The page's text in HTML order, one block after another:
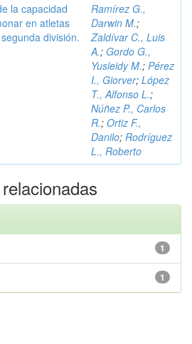
la capacidad
en atletas
división.
Ramírez G.,
Darwin M.;
Zaldívar C., Luis
A.; Gordo G.,
Yusleidy M.; Pérez
I., Giorver; López
T., Alfonso L.;
Núñez P., Carlos
R.; Ortiz F.,
Danilo; Rodríguez
L., Roberto
1
1